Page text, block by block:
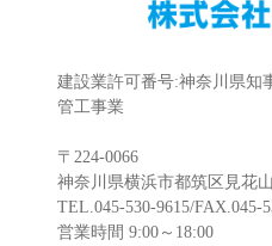
建設業許可番号:神奈川県知
管工事業
〒224-0066
神奈川県横浜市都筑区見花
TEL.045-530-9615/FAX.045-
営業時間 9:00～18:00